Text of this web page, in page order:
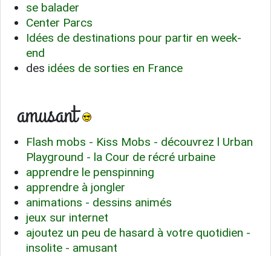
se balader
Center Parcs
Idées de destinations pour partir en week-
end
des idées de sorties en France
amusant
Flash mobs - Kiss Mobs - découvrez l Urban
Playground - la Cour de récré urbaine
apprendre le penspinning
apprendre à jongler
animations - dessins animés
jeux sur internet
ajoutez un peu de hasard à votre quotidien -
insolite - amusant